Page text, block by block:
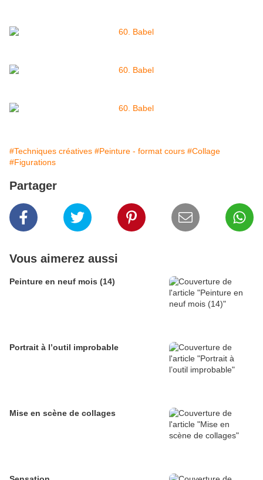
#Techniques créatives #Peinture - format cours #Collage
#Figurations
Partager
Vous aimerez aussi
Peinture en neuf mois (14)
Portrait à l’outil improbable
Mise en scène de collages